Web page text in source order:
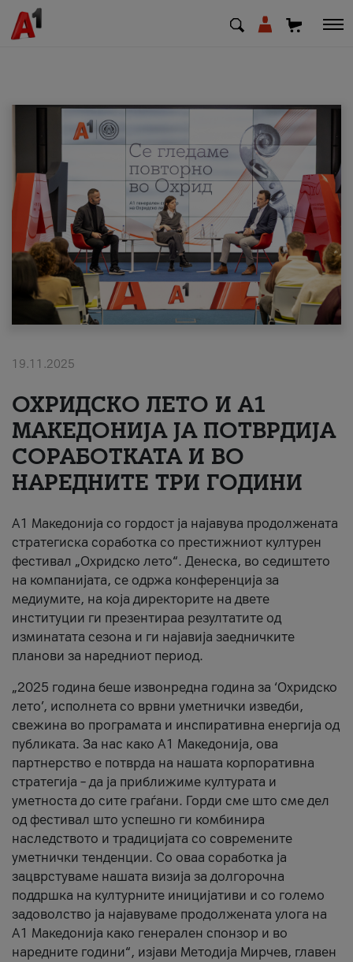
МК SQ
Приватни Деловни
Поддршка
Надополни кредит
#ПодобарОнлајн
19.11.2025
ОХРИДСКО ЛЕТО И A1
МАКЕДОНИЈА ЈА ПОТВРДИЈА
СОРАБОТКАТА И ВО
НАРЕДНИТЕ ТРИ ГОДИНИ
A1 Македонија со гордост ја најавува продолжената
стратегиска соработка со престижниот културен
фестивал „Охридско лето“. Денеска, во седиштето
на компанијата, се одржа конференција за
медиумите, на која директорите на двете
институции ги презентираа резултатите од
изминатата сезона и ги најавија заедничките
планови за наредниот период.
„2025 година беше извонредна година за ‘Охридско
лето’, исполнета со врвни уметнички изведби,
свежина во програмата и инспиративна енергија од
публиката. За нас како A1 Македонија, ова
партнерство е потврда на нашата корпоративна
стратегија – да ја приближиме културата и
уметноста до сите граѓани. Горди сме што сме дел
од фестивал што успешно ги комбинира
наследството и традицијата со современите
уметнички тенденции. Со оваа соработка ја
зацврстуваме нашата визија за долгорочна
поддршка на културните иницијативи и со големо
задоволство ја најавуваме продолжената улога на
A1 Македонија како генерален спонзор и во
наредните години“, изјави Методија Мирчев, главен